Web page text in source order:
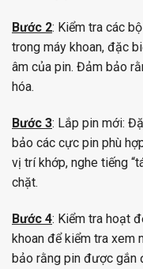
Bước 2: Kiểm tra các
trong máy khoan, đặc
âm của pin. Đảm bảo
hóa.
Bước 3: Lắp pin mới:
bảo các cực pin phù
vị trí khớp, nghe tiếng
chặt.
Bước 4: Kiểm tra hoạt
khoan để kiểm tra xem
bảo rằng pin được gắn